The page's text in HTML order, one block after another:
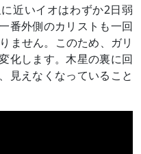
近いイオはわずか2日弱
番外側のカリストも一回
ません。このため、ガリ
化します。木星の裏に回
見えなくなっていること